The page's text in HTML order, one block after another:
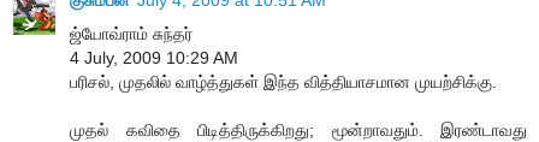
ஜ்யோவ்ராம் சுந்தர்
4 July, 2009 10:29 AM
பரிசல், முதலில் வாழ்த்துகள் இந்த வித்தியாசமான முயற்சிக்கு.
முதல் கவிதை பிடித்திருக்கிறது; மூன்றாவதும். இரண்டாவது